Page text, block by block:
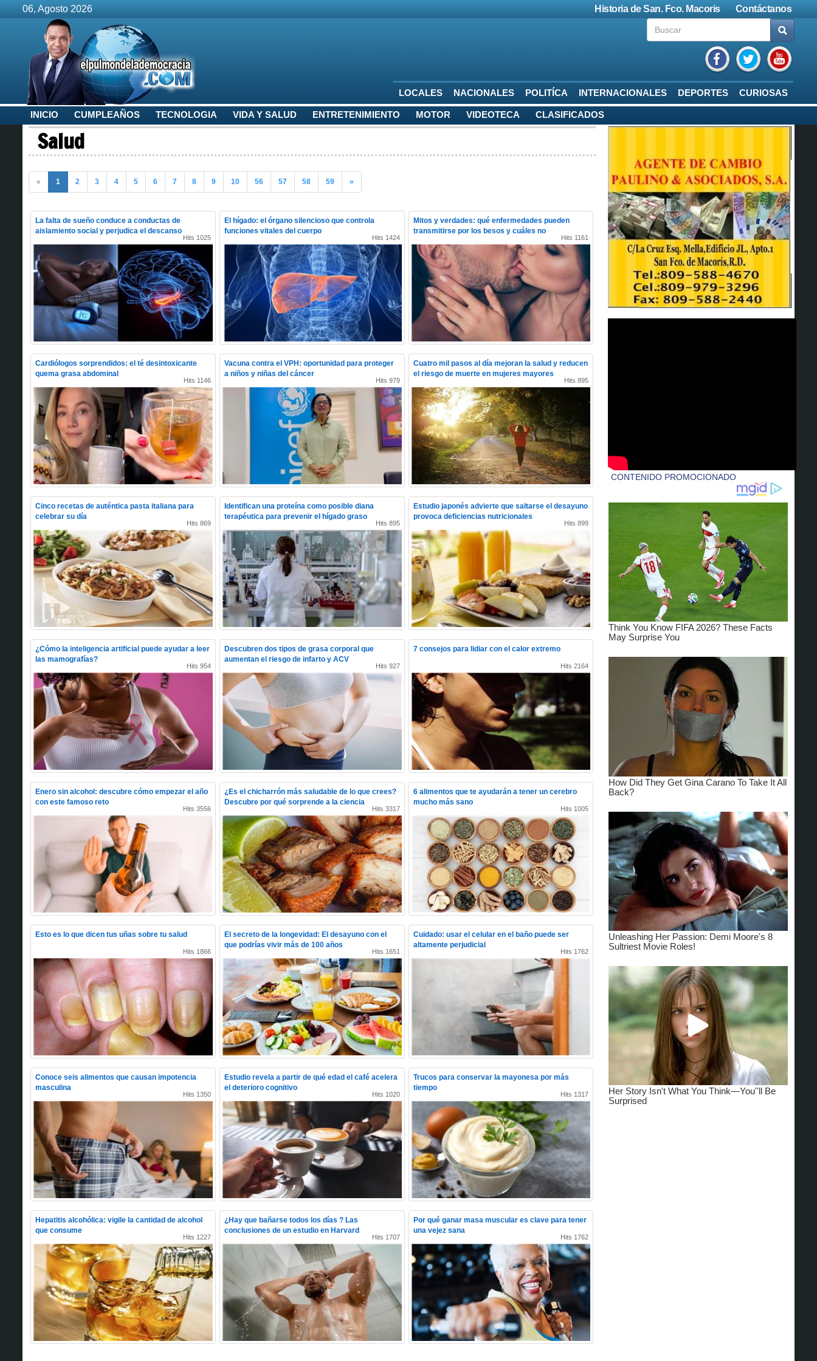
Contáctanos
Historia de San. Fco. Macoris
06, Agosto 2026
LOCALES NACIONALES POLITÍCA INTERNACIONALES DEPORTES CURIOSAS
INICIO CUMPLEAÑOS TECNOLOGIA VIDA Y SALUD ENTRETENIMIENTO MOTOR VIDEOTECA CLASIFICADOS
Salud
« 1 2 3 4 5 6 7 8 9 10 56 57 58 59 »
La falta de sueño conduce a conductas de
aislamiento social y perjudica el descanso
Hits 1025
El hígado: el órgano silencioso que controla
funciones vitales del cuerpo
Hits 1424
Mitos y verdades: qué enfermedades pueden
transmitirse por los besos y cuáles no
Hits 1161
Cardiólogos sorprendidos: el té desintoxicante
quema grasa abdominal
Hits 1146
Vacuna contra el VPH: oportunidad para proteger
a niños y niñas del cáncer
Hits 979
Cuatro mil pasos al día mejoran la salud y reducen
el riesgo de muerte en mujeres mayores
Hits 895
Cinco recetas de auténtica pasta italiana para
celebrar su día
Hits 869
Identifican una proteína como posible diana
terapéutica para prevenir el hígado graso
Hits 895
Estudio japonés advierte que saltarse el desayuno
provoca deficiencias nutricionales
Hits 899
¿Cómo la inteligencia artificial puede ayudar a leer
las mamografías?
Hits 954
Descubren dos tipos de grasa corporal que
aumentan el riesgo de infarto y ACV
Hits 927
7 consejos para lidiar con el calor extremo
Hits 2164
Enero sin alcohol: descubre cómo empezar el año
con este famoso reto
Hits 3556
¿Es el chicharrón más saludable de lo que crees?
Descubre por qué sorprende a la ciencia
Hits 3317
6 alimentos que te ayudarán a tener un cerebro
mucho más sano
Hits 1005
Esto es lo que dicen tus uñas sobre tu salud
Hits 1866
El secreto de la longevidad: El desayuno con el
que podrías vivir más de 100 años
Hits 1651
Cuidado: usar el celular en el baño puede ser
altamente perjudicial
Hits 1762
Conoce seis alimentos que causan impotencia
masculina
Hits 1350
Estudio revela a partir de qué edad el café acelera
el deterioro cognitivo
Hits 1020
Trucos para conservar la mayonesa por más
tiempo
Hits 1317
Hepatitis alcohólica: vigile la cantidad de alcohol
que consume
Hits 1227
¿Hay que bañarse todos los días ? Las
conclusiones de un estudio en Harvard
Hits 1707
Por qué ganar masa muscular es clave para tener
una vejez sana
Hits 1762